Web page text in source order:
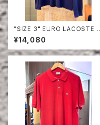
"SIZE 3" EURO LACOSTE P
OLO SHIRT LONG SLEEVE
¥14,080